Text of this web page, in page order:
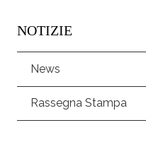
NOTIZIE
News
Rassegna Stampa